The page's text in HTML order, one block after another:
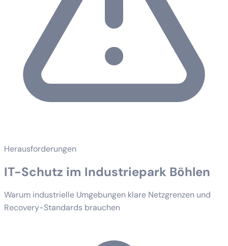
Herausforderungen
IT-Schutz im Industriepark Böhlen
Warum industrielle Umgebungen klare Netzgrenzen und
Recovery-Standards brauchen